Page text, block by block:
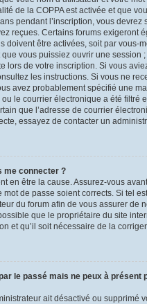
de la COPPA est activée et que
pendant l’inscription, vous devrez
reçues. Certains forums exigeront
doivent être activées, soit par vous-
vous puissiez ouvrir une session ;
lors de votre inscription. Si vous
les instructions. Si vous ne
avez probablement spécifié une
le courrier électronique a été filtré
que l’adresse de courrier
essayez de contacter un
me connecter ?
en être la cause. Assurez-vous
mot de passe soient corrects. Si tel
du forum afin de vous assurer de
que le propriétaire du site
et qu’il soit nécessaire de la
le passé mais ne peux à présent
ait désactivé ou supprimé